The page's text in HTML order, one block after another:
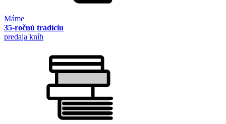
Máme
35-ročnú tradíciu
predaja kníh